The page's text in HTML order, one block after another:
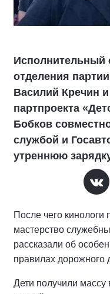
Исполнительный
отделения
Василий Кречин
партпроекта
Бобков
службой и
утреннюю
После чего
мастерство
рассказали об
правилах дорожного
Дети получили массу